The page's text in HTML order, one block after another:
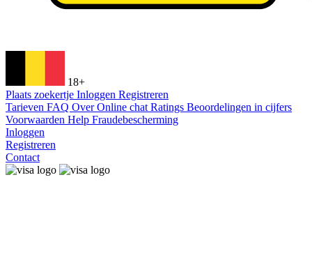
18+
Plaats zoekertje Inloggen Registreren
Tarieven FAQ OverOnline chat Ratings Beoordelingen in cijfers
Voorwaarden Help Fraudebescherming
Inloggen
Registreren
Contact